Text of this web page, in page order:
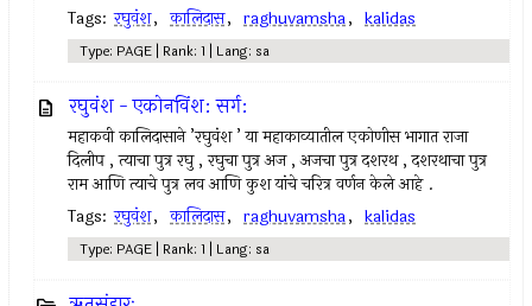
Tags: रघुवंश, कालिदास, raghuvamsha, kalidas
Type: PAGE | Rank: 1 | Lang: sa
रघुवंश - एकोनविंश: सर्ग:
महाकवी कालिदासाने ’रघुवंश ’ या महाकाव्यातील एकोणीस भागात राजा
दिलीप , त्याचा पुत्र रघु , रघुचा पुत्र अज , अजचा पुत्र दशरथ , दशरथाचा पुत्र
राम आणि त्याचे पुत्र लव आणि कुश यांचे चरित्र वर्णन केले आहे .
Tags: रघुवंश, कालिदास, raghuvamsha, kalidas
Type: PAGE | Rank: 1 | Lang: sa